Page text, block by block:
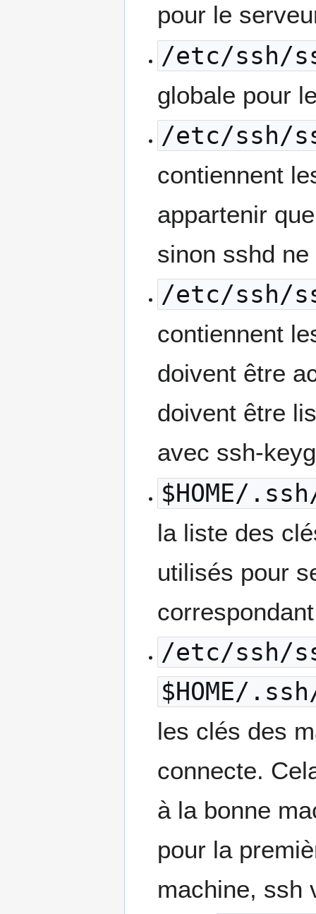
pour le
/etc/ssh/
globale pour
/etc/ssh/
contiennent
appartenir
sinon sshd
/etc/ssh/
contiennent
doivent être
doivent être
avec ssh-
$HOME/
la liste des
utilisés pour
/etc/ssh/
$HOME/
les clés des
connecte.
à la bonne
pour la
machine, ssh